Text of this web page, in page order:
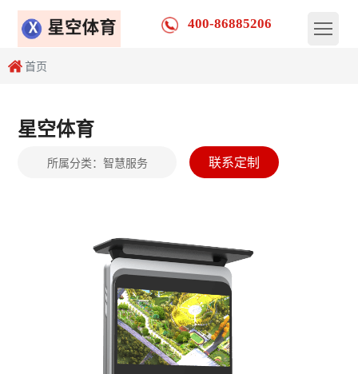
400-86885206
首页
星空体育
所属分类： 智慧服务 联系定制